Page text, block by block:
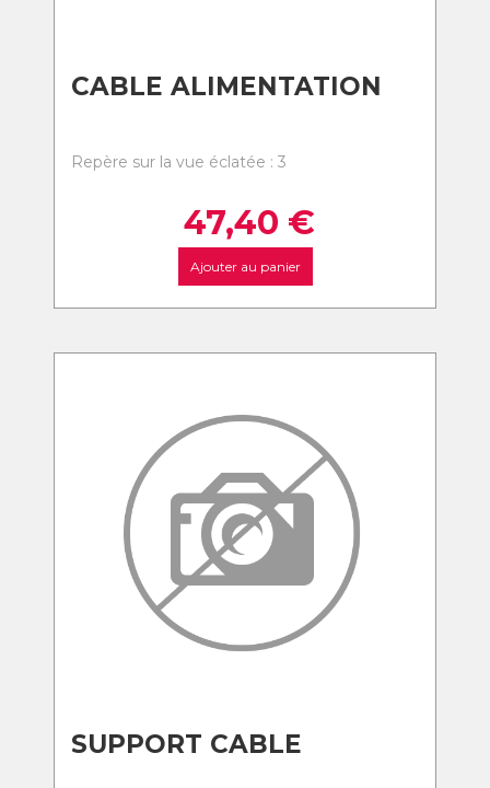
CABLE ALIMENTATION
Repère sur la vue éclatée : 3
47,40 €
Ajouter au panier
SUPPORT CABLE